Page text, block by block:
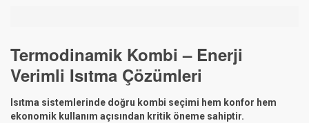
Termodinamik Kombi – Enerji
Verimli Isıtma Çözümleri
Isıtma sistemlerinde doğru kombi seçimi hem konfor hem
ekonomik kullanım açısından kritik öneme sahiptir.